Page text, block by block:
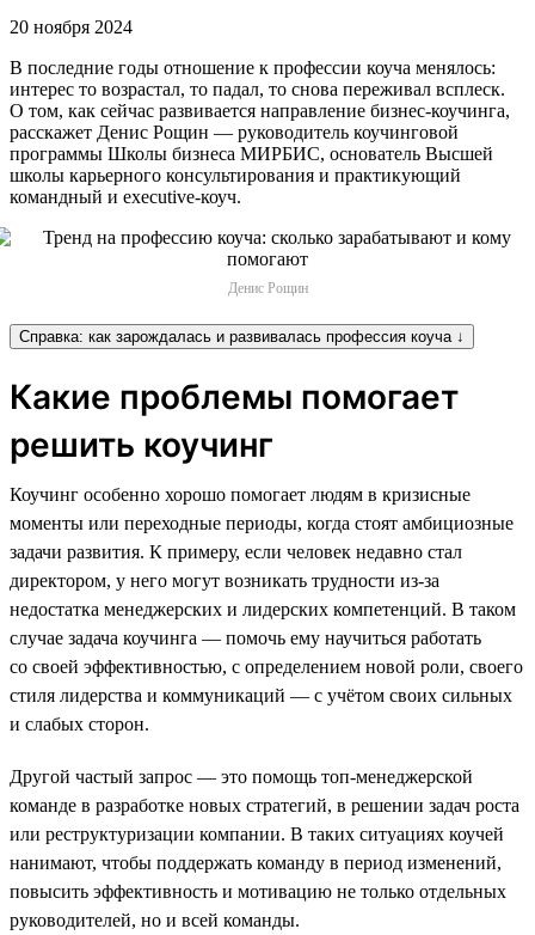
20 ноября 2024
В последние годы отношение к профессии коуча менялось:
интерес то возрастал, то падал, то снова переживал всплеск.
О том, как сейчас развивается направление бизнес-коучинга,
расскажет Денис Рощин — руководитель коучинговой
программы Школы бизнеса МИРБИС, основатель Высшей
школы карьерного консультирования и практикующий
командный и executive-коуч.
Денис Рощин
Справка: как зарождалась и развивалась профессия коуча ↓
Какие проблемы помогает
решить коучинг
Коучинг особенно хорошо помогает людям в кризисные
моменты или переходные периоды, когда стоят амбициозные
задачи развития. К примеру, если человек недавно стал
директором, у него могут возникать трудности из-за
недостатка менеджерских и лидерских компетенций. В таком
случае задача коучинга — помочь ему научиться работать
со своей эффективностью, с определением новой роли, своего
стиля лидерства и коммуникаций — с учётом своих сильных
и слабых сторон.
Другой частый запрос — это помощь топ-менеджерской
команде в разработке новых стратегий, в решении задач роста
или реструктуризации компании. В таких ситуациях коучей
нанимают, чтобы поддержать команду в период изменений,
повысить эффективность и мотивацию не только отдельных
руководителей, но и всей команды.